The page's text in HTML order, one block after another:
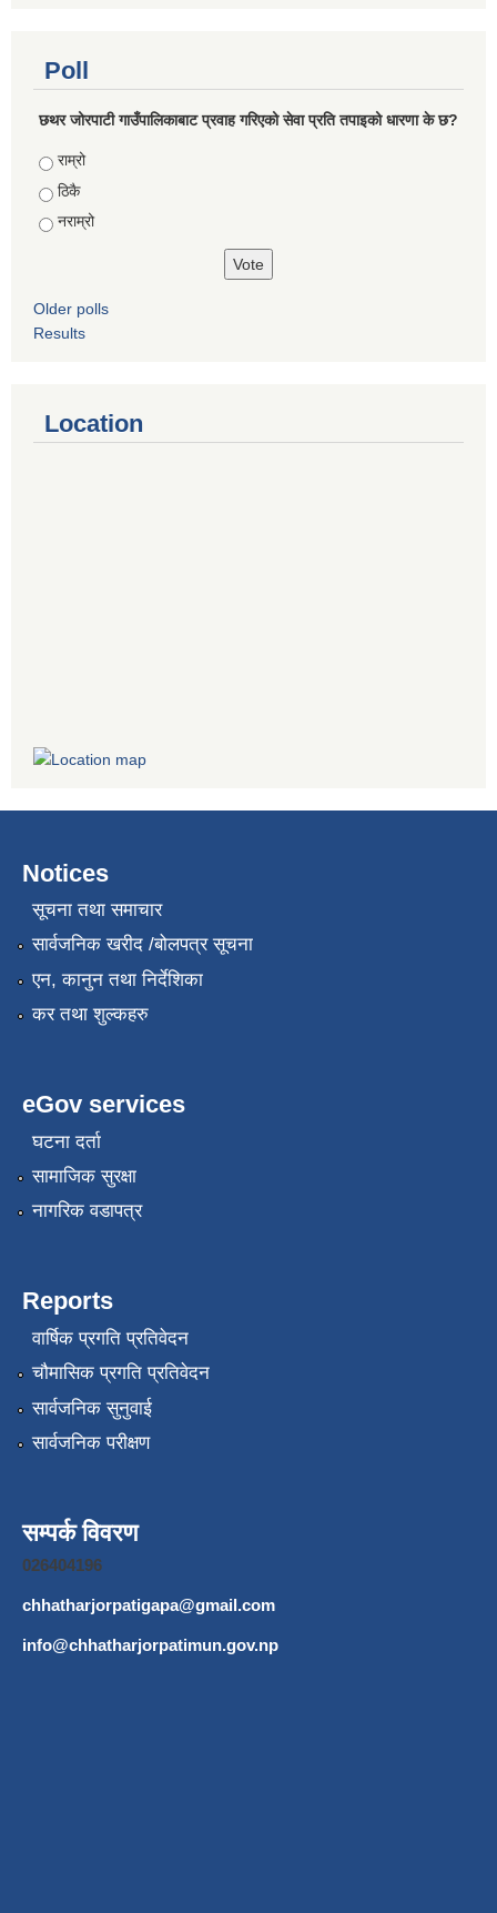
Poll
छथर जोरपाटी गाउँपालिकाबाट प्रवाह गरिएको सेवा प्रति तपाइको धारणा के छ?
Choices
राम्रो
ठिकै
नराम्रो
Older polls
Results
Location
Notices
सूचना तथा समाचार
सार्वजनिक खरीद /बोलपत्र सूचना
एन, कानुन तथा निर्देशिका
कर तथा शुल्कहरु
eGov services
घटना दर्ता
सामाजिक सुरक्षा
नागरिक वडापत्र
Reports
वार्षिक प्रगति प्रतिवेदन
चौमासिक प्रगति प्रतिवेदन
सार्वजनिक सुनुवाई
सार्वजनिक परीक्षण
सम्पर्क विवरण
026404196
chhatharjorpatigapa@gmail.com
info@chhatharjorpatimun.gov.np